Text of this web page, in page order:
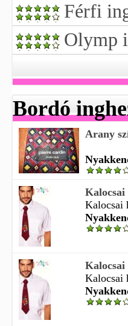
Férfi
Olymp
Bordó
Arany
Kalocsai
Kalocsai